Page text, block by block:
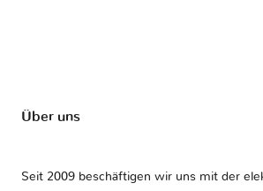
Über uns
Seit 2009 beschäftigen wir uns mit der